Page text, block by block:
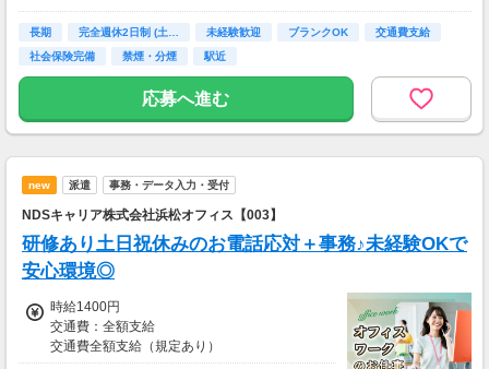
■慶弔見舞金
■誕生日プレゼント
※交通費は時給に上乗せしてお支払いします
月給例：309,225円＋通勤交通費
（時給1900円×7時間45分×21日稼働）
長期 完全週休2日制 (土… 未経験歓迎 ブランクOK
交通費支給
社会保険完備
禁煙・分煙 駅近
応募へ進む
new 派遣 事務・データ入力・受付
NDSキャリア株式会社浜松オフィス【003】
研修あり土日祝休みのお電話応対＋事務♪未経験OKで
安心環境◎
時給1400円
交通費：全額支給
交通費全額支給（規定あり）